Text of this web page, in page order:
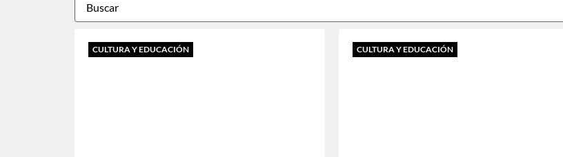
CULTURA Y EDUCACIÓN CULTURA Y EDUCACIÓN